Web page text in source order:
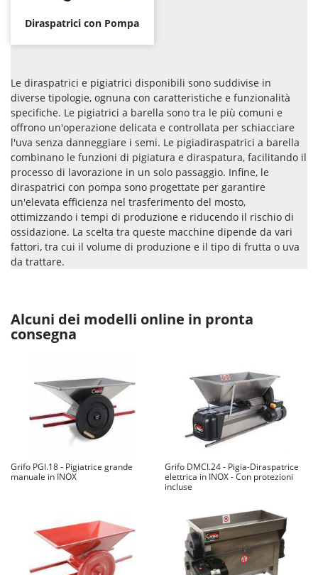
Diraspatrici con Pompa
Le diraspatrici e pigiatrici disponibili sono suddivise in
diverse tipologie, ognuna con caratteristiche e funzionalità
specifiche. Le pigiatrici a barella sono tra le più comuni e
offrono un'operazione delicata e controllata per schiacciare
l'uva senza danneggiare i semi. Le pigiadiraspatrici a barella
combinano le funzioni di pigiatura e diraspatura, facilitando il
processo di lavorazione in un solo passaggio. Infine, le
diraspatrici con pompa sono progettate per garantire
un'elevata efficienza nel trasferimento del mosto,
ottimizzando i tempi di produzione e riducendo il rischio di
ossidazione. La scelta tra queste macchine dipende da vari
fattori, tra cui il volume di produzione e il tipo di frutta o uva
da trattare.
Alcuni dei modelli online in pronta
consegna
Grifo PGI.18 - Pigiatrice grande
manuale in INOX
Grifo DMCI.24 - Pigia-Diraspatrice
elettrica in INOX - Con protezioni
incluse